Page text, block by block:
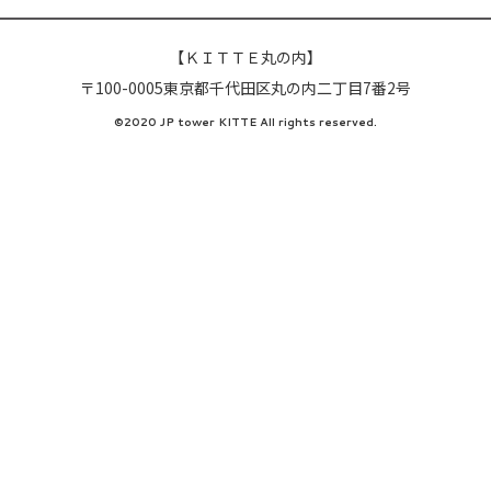
【ＫＩＴＴＥ丸の内】
〒100-0005東京都千代田区丸の内二丁目7番2号
©2020 JP tower KITTE All rights reserved.